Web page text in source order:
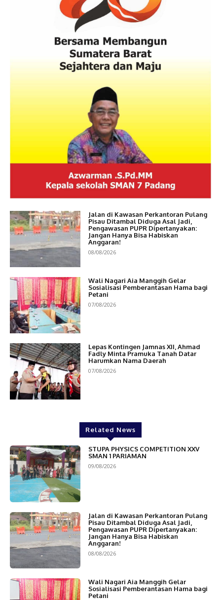
Jalan di Kawasan Perkantoran Pulang
Pisau Ditambal Diduga Asal Jadi,
Pengawasan PUPR Dipertanyakan:
Jangan Hanya Bisa Habiskan
Anggaran!
08/08/2026
Wali Nagari Aia Manggih Gelar
Sosialisasi Pemberantasan Hama bagi
Petani
07/08/2026
Lepas Kontingen Jamnas XII, Ahmad
Fadly Minta Pramuka Tanah Datar
Harumkan Nama Daerah
07/08/2026
Related News
STUPA PHYSICS COMPETITION XXV
SMAN 1 PARIAMAN
09/08/2026
Jalan di Kawasan Perkantoran Pulang
Pisau Ditambal Diduga Asal Jadi,
Pengawasan PUPR Dipertanyakan:
Jangan Hanya Bisa Habiskan
Anggaran!
08/08/2026
Wali Nagari Aia Manggih Gelar
Sosialisasi Pemberantasan Hama bagi
Petani